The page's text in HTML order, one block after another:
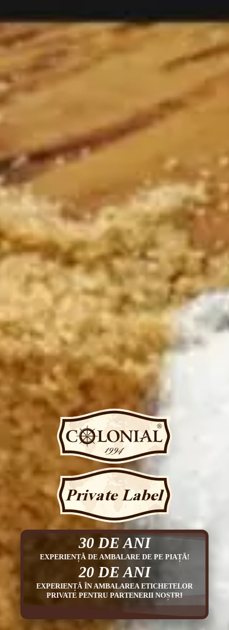
30 DE ANI
EXPERIENȚĂ DE AMBALARE DE PE PIAȚĂ!
20 DE ANI
EXPERIENȚĂ ÎN AMBALAREA ETICHETELOR
PRIVATE PENTRU PARTENERII NOȘTRI